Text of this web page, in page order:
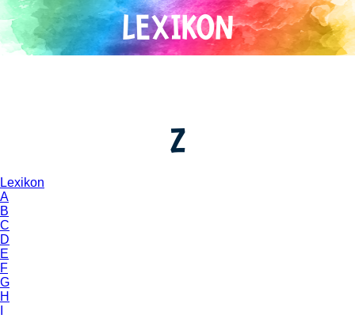
Direkt
zum
Inhalt
Z
Lexikon
A
B
C
D
E
F
G
H